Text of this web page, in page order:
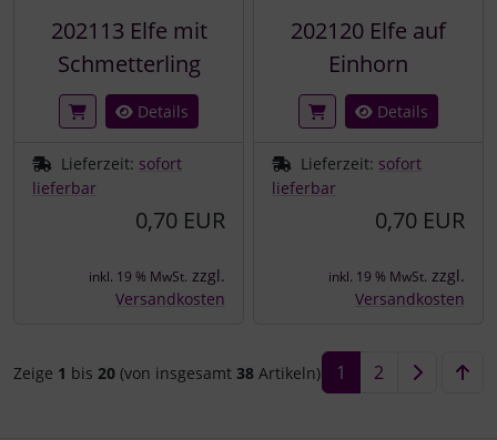
202113 Elfe mit
Schmetterling
Details
Lieferzeit: sofort
lieferbar
0,70 EUR
inkl. 19 % MwSt. zzgl.
Versandkosten
202120 Elfe auf
Einhorn
Details
Lieferzeit: sofort
lieferbar
0,70 EUR
inkl. 19 % MwSt. zzgl.
Versandkosten
Zeige 1 bis 20 (von insgesamt38 Artikeln) 1 2